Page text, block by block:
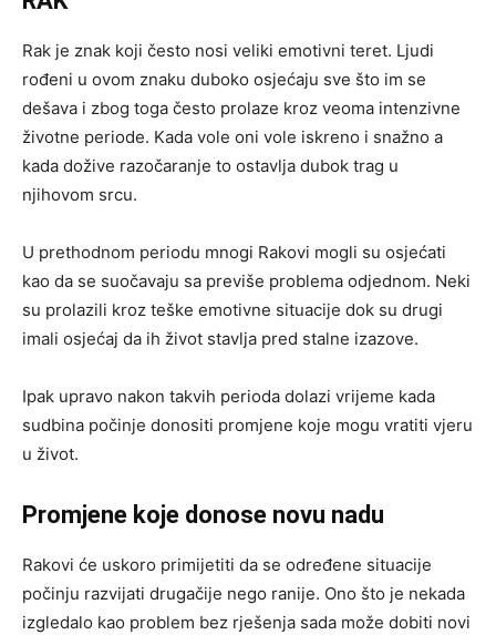
Rak je znak koji često nosi veliki emotivni teret. Ljudi
rođeni u ovom znaku duboko osjećaju sve što im se
dešava i zbog toga često prolaze kroz veoma intenzivne
životne periode. Kada vole oni vole iskreno i snažno a
kada dožive razočaranje to ostavlja dubok trag u
njihovom srcu.
U prethodnom periodu mnogi Rakovi mogli su osjećati
kao da se suočavaju sa previše problema odjednom. Neki
su prolazili kroz teške emotivne situacije dok su drugi
imali osjećaj da ih život stavlja pred stalne izazove.
Ipak upravo nakon takvih perioda dolazi vrijeme kada
sudbina počinje donositi promjene koje mogu vratiti vjeru
u život.
Promjene koje donose novu nadu
Rakovi će uskoro primijetiti da se određene situacije
počinju razvijati drugačije nego ranije. Ono što je nekada
izgledalo kao problem bez rješenja sada može dobiti novi